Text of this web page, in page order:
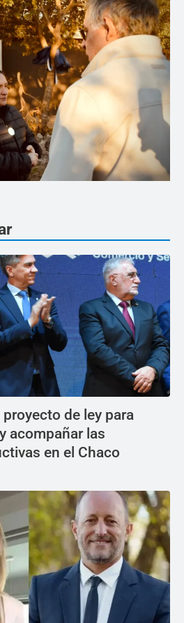
de ley para
acompañar las
en el Chaco